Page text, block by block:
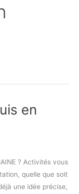
en
? Activités vous
quelle que soit
une idée précise,